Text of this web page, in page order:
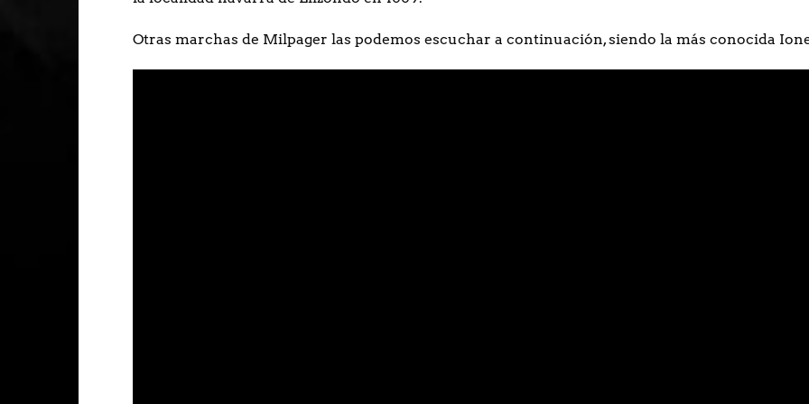
Otras marchas de Milpager las podemos escuchar a continuación, siendo la más conocida